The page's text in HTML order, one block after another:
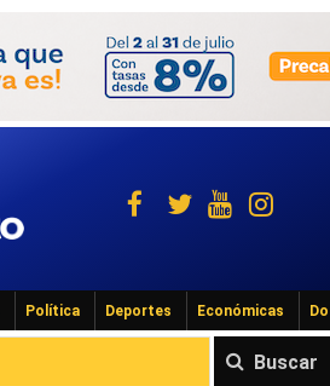
Política Deportes Económicas
Buscar